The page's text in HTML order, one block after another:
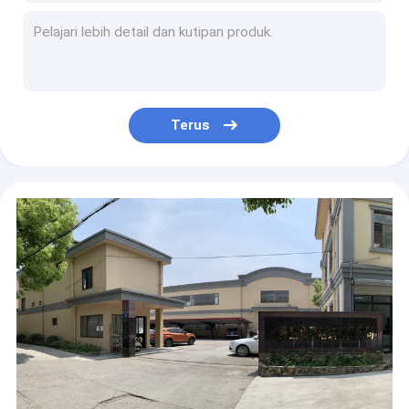
Panjang 0.3m-30m Kabel Ethernet Komputer Indoor Tahan Alkali
Kabel Speaker Hitam Merah Tahan Panas, Kabel Speaker Praktis 1,5 Mm
Kawat Speaker Audio Tembaga Kaleng multiscene dengan Jaket PVC
Kabel Patch Jaringan Multipair Tahan Jamur CAT 5 Antiwear Pull Resistant
Tidak Beracun Kategori 5 Kabel Patch yang Ditingkatkan, Kabel Patch Kabel Ethernet Flameproof
Terus